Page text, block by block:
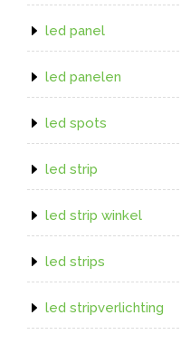
led panel
led panelen
led spots
led strip
led strip winkel
led strips
led stripverlichting